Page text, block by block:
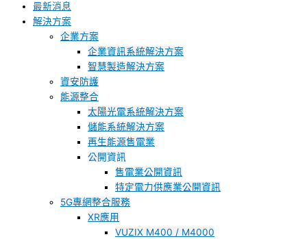
最新消息
解決方案
企業方案
企業資訊系統解決方案
智慧製造解決方案
資安防護
能源整合
太陽光電系統解決方案
儲能系統解決方案
再生能源售電業
公開資訊
售電業公開資訊
特定電力供應業公開資訊
5G專網整合服務
XR應用
VUZIX M400 / M4000